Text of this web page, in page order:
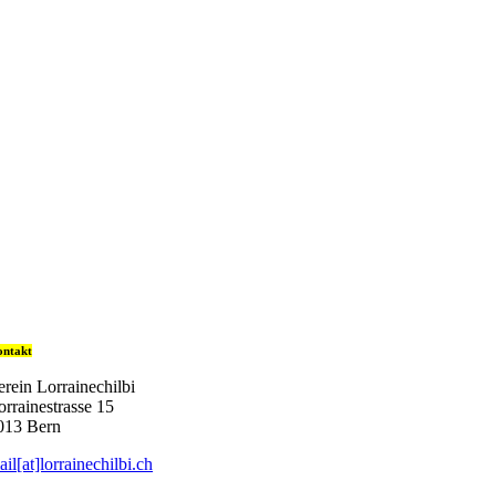
Lorrainechilbi
15
Bern